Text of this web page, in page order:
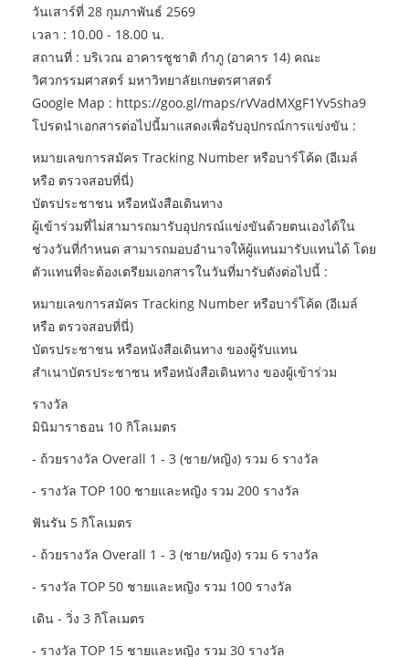
วันเสาร์ที่ 28 กุมภาพันธ์ 2569
เวลา : 10.00 - 18.00 น.
สถานที่ : บริเวณ อาคารชูชาติ กำภู (อาคาร 14) คณะ
วิศวกรรมศาสตร์ มหาวิทยาลัยเกษตรศาสตร์
Google Map : https://goo.gl/maps/rVVadMXgF1Yv5sha9
โปรดนำเอกสารต่อไปนี้มาแสดงเพื่อรับอุปกรณ์การแข่งขัน :
หมายเลขการสมัคร Tracking Number หรือบาร์โค้ด (อีเมล์
หรือ ตรวจสอบที่นี่)
บัตรประชาชน หรือหนังสือเดินทาง
ผู้เข้าร่วมที่ไม่สามารถมารับอุปกรณ์แข่งขันด้วยตนเองได้ใน
ช่วงวันที่กำหนด สามารถมอบอำนาจให้ผู้แทนมารับแทนได้ โดย
ตัวแทนที่จะต้องเตรียมเอกสารในวันที่มารับดังต่อไปนี้ :
หมายเลขการสมัคร Tracking Number หรือบาร์โค้ด (อีเมล์
หรือ ตรวจสอบที่นี่)
บัตรประชาชน หรือหนังสือเดินทาง ของผู้รับแทน
สำเนาบัตรประชาชน หรือหนังสือเดินทาง ของผู้เข้าร่วม
รางวัล
มินิมาราธอน 10 กิโลเมตร
- ถ้วยรางวัล Overall 1 - 3 (ชาย/หญิง) รวม 6 รางวัล
- รางวัล TOP 100 ชายและหญิง รวม 200 รางวัล
ฟันรัน 5 กิโลเมตร
- ถ้วยรางวัล Overall 1 - 3 (ชาย/หญิง) รวม 6 รางวัล
- รางวัล TOP 50 ชายและหญิง รวม 100 รางวัล
เดิน - วิ่ง 3 กิโลเมตร
- รางวัล TOP 15 ชายและหญิง รวม 30 รางวัล